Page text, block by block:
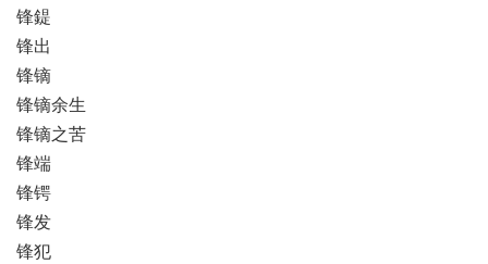
锋鍉
锋出
锋镝
锋镝余生
锋镝之苦
锋端
锋锷
锋发
锋犯